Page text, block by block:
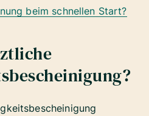
beim schnellen Start?